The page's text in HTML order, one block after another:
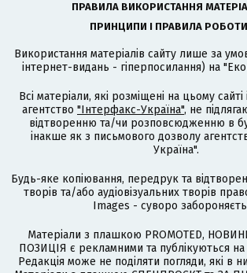
ПРАВИЛА ВИКОРИСТАННЯ
ПРИНЦИПИ І ПРАВИЛА
Використання матеріалів сайту лише за
інтернет-видань - гіперпосилання) на
Всі матеріали, які розміщені на цьому
агентство "Інтерфакс-Україна", не
відтворенню та/чи розповсюдженню в
інакше як з письмового дозволу
Україна".
Будь-яке копіювання, передрук та
творів та/або аудіовізуальних творів
Images - суворо
Матеріали з плашкою PROMOTED,
ПОЗИЦІЯ є рекламними та публікуються
Редакція може не поділяти погляди, які в